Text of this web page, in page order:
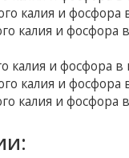
калия и фосфора
калия и фосфора
калия и фосфора в
калия и фосфора
калия и фосфора